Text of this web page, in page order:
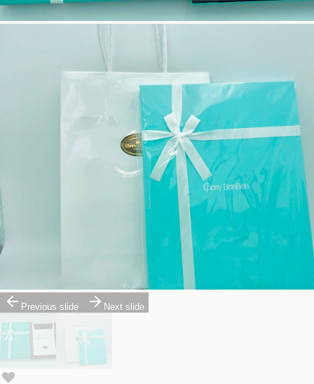
Previous slide Next slide